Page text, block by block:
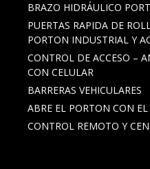
BRAZO HIDRÁULICO
PUERTAS RAPIDA DE
PORTON INDUSTRIAL Y
CONTROL DE ACCESO –
CON CELULAR
BARRERAS VEHICULARES
ABRE EL PORTON CON
CONTROL REMOTO Y